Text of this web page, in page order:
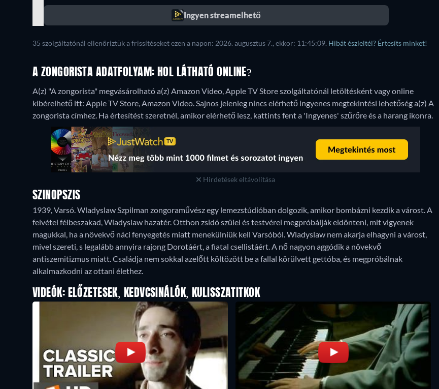
Ingyen streamelhető
35 szolgáltatónál ellenőriztük a frissítéseket ezen a napon: 2026. augusztus 7., ekkor: 11:45:09. Hibát észleltél? Értesíts minket!
A ZONGORISTA ADATFOLYAM: HOL LÁTHATÓ ONLINE?
A(z) "A zongorista" megvásárolható a(z) Amazon Video, Apple TV Store szolgáltatónál letöltésként vagy online
kibérelhető itt: Apple TV Store, Amazon Video.Sajnos jelenleg nincs elérhető ingyenes megtekintési lehetőség a(z) A
zongorista címhez. Ha értesítést szeretnél, amikor elérhető lesz, kattints fent a 'Ingyenes' szűrőre és a harang ikonra.
Hirdetések eltávolítása
SZINOPSZIS
1939, Varsó. Wladyslaw Szpilman zongoraművész egy lemezstúdióban dolgozik, amikor bombázni kezdik a várost. A
felvétel félbeszakad, Wladyslaw hazatér. Otthon zsidó szülei és testvérei megpróbálják eldönteni, mit vigyenek
magukkal, ha a növekvő náci fenyegetés miatt menekülniük kell Varsóból. Wladyslaw nem akarja elhagyni a várost,
mivel szereti, s legalább annyira rajong Dorotáért, a fiatal csellistáért. A nő nagyon aggódik a növekvő
antiszemitizmus miatt. Családja nem sokkal azelőtt költözött be a fallal körülvett gettóba, és megpróbálnak
alkalmazkodni az ottani élethez.
VIDEÓK: ELŐZETESEK, KEDVCSINÁLÓK, KULISSZATITKOK